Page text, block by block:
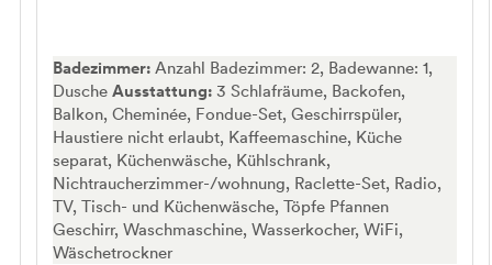
Badezimmer: Anzahl Badezimmer: 2, Badewanne: 1,
Dusche Ausstattung: 3 Schlafräume, Backofen,
Balkon, Cheminée, Fondue-Set, Geschirrspüler,
Haustiere nicht erlaubt, Kaffeemaschine, Küche
separat, Küchenwäsche, Kühlschrank,
Nichtraucherzimmer-/wohnung, Raclette-Set, Radio,
TV, Tisch- und Küchenwäsche, Töpfe Pfannen
Geschirr, Waschmaschine, Wasserkocher, WiFi,
Wäschetrockner